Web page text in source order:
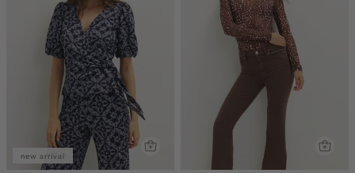
new arrival